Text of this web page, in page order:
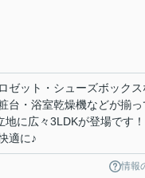
ゼット・シューズボックス
台・浴室乾燥機などが揃っ
地に広々3LDKが登場です
適に♪
情報